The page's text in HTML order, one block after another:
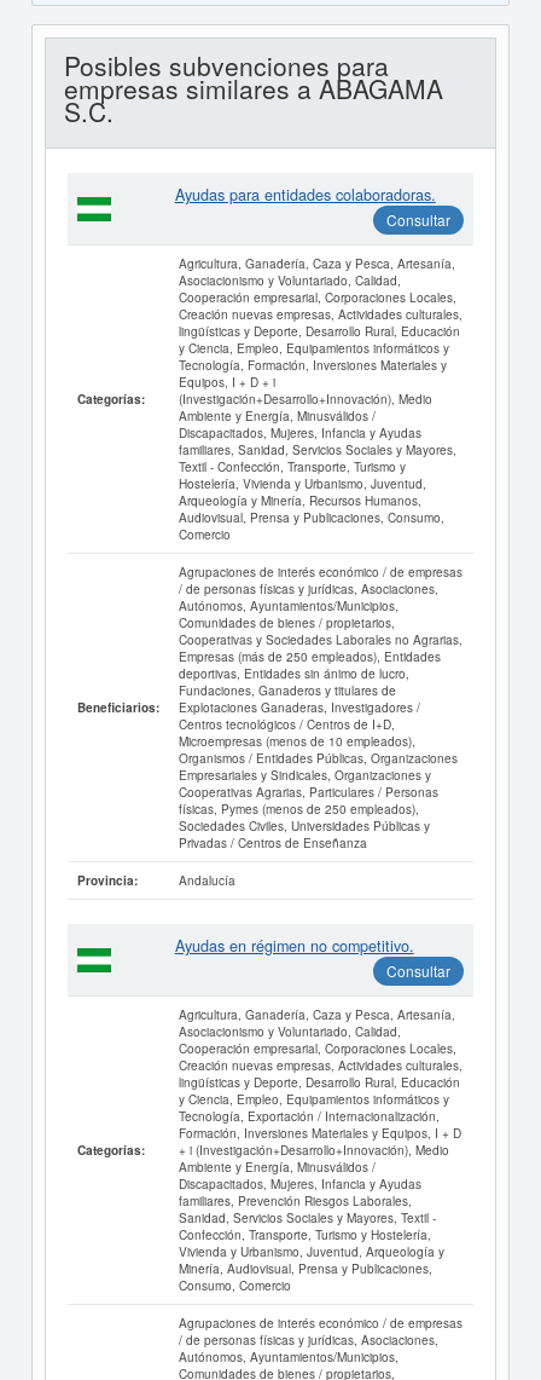
Posibles subvenciones para
empresas similares a ABAGAMA
S.C.
Ayudas para entidades colaboradoras.
Consultar
Categorías:
Agricultura, Ganadería, Caza y Pesca, Artesanía,
Asociacionismo y Voluntariado, Calidad,
Cooperación empresarial, Corporaciones Locales,
Creación nuevas empresas, Actividades culturales,
lingüísticas y Deporte, Desarrollo Rural, Educación
y Ciencia, Empleo, Equipamientos informáticos y
Tecnología, Formación, Inversiones Materiales y
Equipos, I + D + i
(Investigación+Desarrollo+Innovación), Medio
Ambiente y Energía, Minusválidos /
Discapacitados, Mujeres, Infancia y Ayudas
familiares, Sanidad, Servicios Sociales y Mayores,
Textil - Confección, Transporte, Turismo y
Hostelería, Vivienda y Urbanismo, Juventud,
Arqueología y Minería, Recursos Humanos,
Audiovisual, Prensa y Publicaciones, Consumo,
Comercio
Beneficiarios:
Agrupaciones de interés económico / de empresas
/ de personas físicas y jurídicas, Asociaciones,
Autónomos, Ayuntamientos/Municipios,
Comunidades de bienes / propietarios,
Cooperativas y Sociedades Laborales no Agrarias,
Empresas (más de 250 empleados), Entidades
deportivas, Entidades sin ánimo de lucro,
Fundaciones, Ganaderos y titulares de
Explotaciones Ganaderas, Investigadores /
Centros tecnológicos / Centros de I+D,
Microempresas (menos de 10 empleados),
Organismos / Entidades Públicas, Organizaciones
Empresariales y Sindicales, Organizaciones y
Cooperativas Agrarias, Particulares / Personas
físicas, Pymes (menos de 250 empleados),
Sociedades Civiles, Universidades Públicas y
Privadas / Centros de Enseñanza
Provincia: Andalucía
Ayudas en régimen no competitivo.
Consultar
Categorías:
Agricultura, Ganadería, Caza y Pesca, Artesanía,
Asociacionismo y Voluntariado, Calidad,
Cooperación empresarial, Corporaciones Locales,
Creación nuevas empresas, Actividades culturales,
lingüísticas y Deporte, Desarrollo Rural, Educación
y Ciencia, Empleo, Equipamientos informáticos y
Tecnología, Exportación / Internacionalización,
Formación, Inversiones Materiales y Equipos, I + D
+ i (Investigación+Desarrollo+Innovación), Medio
Ambiente y Energía, Minusválidos /
Discapacitados, Mujeres, Infancia y Ayudas
familiares, Prevención Riesgos Laborales,
Sanidad, Servicios Sociales y Mayores, Textil -
Confección, Transporte, Turismo y Hostelería,
Vivienda y Urbanismo, Juventud, Arqueología y
Minería, Audiovisual, Prensa y Publicaciones,
Consumo, Comercio
Agrupaciones de interés económico / de empresas
/ de personas físicas y jurídicas, Asociaciones,
Autónomos, Ayuntamientos/Municipios,
Comunidades de bienes / propietarios,